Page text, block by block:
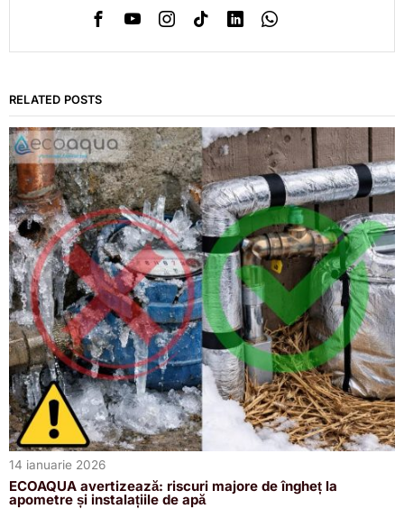
RELATED POSTS
14 ianuarie 2026
ECOAQUA avertizează: riscuri majore de îngheț la
apometre și instalațiile de apă